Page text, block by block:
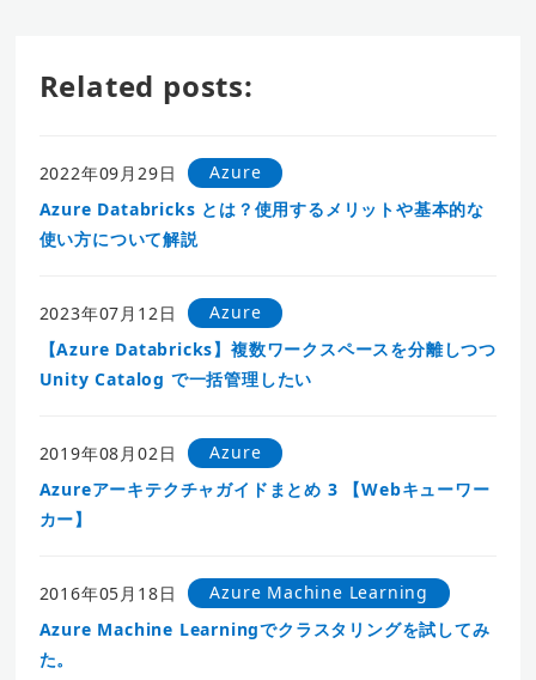
Related posts:
2022年09月29日
Azure
Azure Databricks とは？使用するメリットや基本的な
使い方について解説
2023年07月12日
Azure
【Azure Databricks】複数ワークスペースを分離しつつ
Unity Catalog で一括管理したい
2019年08月02日
Azure
Azureアーキテクチャガイドまとめ 3 【Webキューワー
カー】
2016年05月18日
Azure Machine Learning
Azure Machine Learningでクラスタリングを試してみ
た。